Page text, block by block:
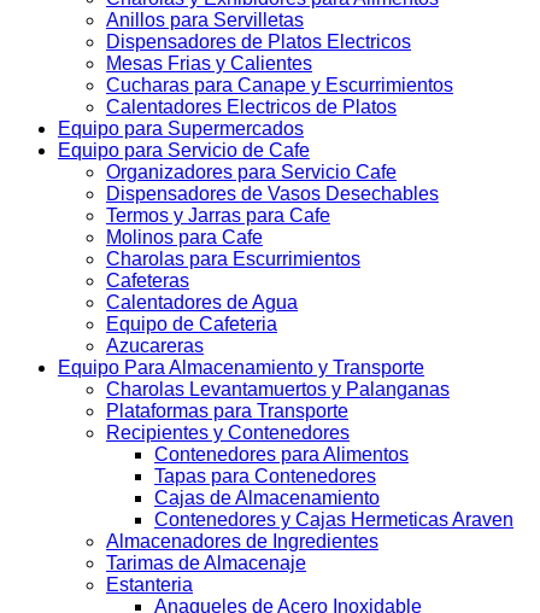
Anillos para Servilletas
Dispensadores de Platos Electricos
Mesas Frias y Calientes
Cucharas para Canape y Escurrimientos
Calentadores Electricos de Platos
Equipo para Supermercados
Equipo para Servicio de Cafe
Organizadores para Servicio Cafe
Dispensadores de Vasos Desechables
Termos y Jarras para Cafe
Molinos para Cafe
Charolas para Escurrimientos
Cafeteras
Calentadores de Agua
Equipo de Cafeteria
Azucareras
Equipo Para Almacenamiento y Transporte
Charolas Levantamuertos y Palanganas
Plataformas para Transporte
Recipientes y Contenedores
Contenedores para Alimentos
Tapas para Contenedores
Cajas de Almacenamiento
Contenedores y Cajas Hermeticas Araven
Almacenadores de Ingredientes
Tarimas de Almacenaje
Estanteria
Anaqueles de Acero Inoxidable